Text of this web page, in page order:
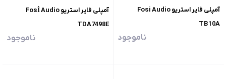
آمپلی فایر استریو Fosi Audio
TB10A
ناموجود
آمپلی فایر استریو Fosİ Audio
TDA7498E
ناموجود